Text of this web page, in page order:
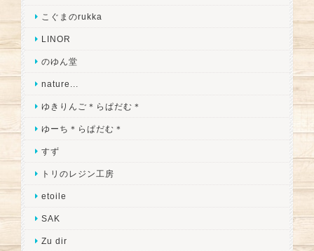
こぐまのrukka
LINOR
のゆん堂
nature...
ゆきりんご＊らぱだむ＊
ゆーち＊らぱだむ＊
すず
トリのレジン工房
etoile
SAK
Zu dir